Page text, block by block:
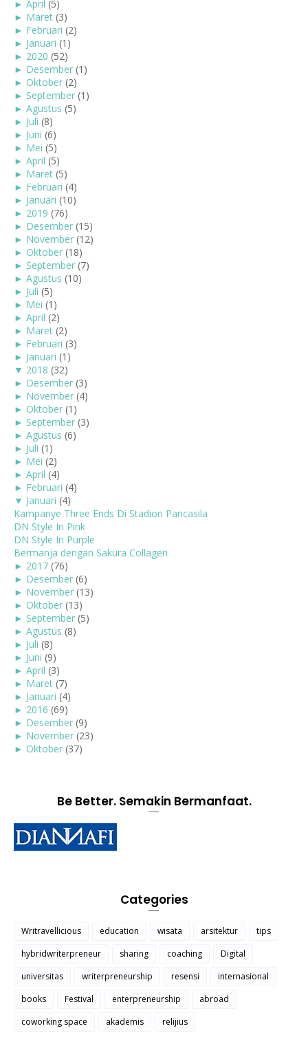
► April (5)
► Maret (3)
► Februari (2)
► Januari (1)
► 2020 (52)
► Desember (1)
► Oktober (2)
► September (1)
► Agustus (5)
► Juli (8)
► Juni (6)
► Mei (5)
► April (5)
► Maret (5)
► Februari (4)
► Januari (10)
► 2019 (76)
► Desember (15)
► November (12)
► Oktober (18)
► September (7)
► Agustus (10)
► Juli (5)
► Mei (1)
► April (2)
► Maret (2)
► Februari (3)
► Januari (1)
▼ 2018 (32)
► Desember (3)
► November (4)
► Oktober (1)
► September (3)
► Agustus (6)
► Juli (1)
► Mei (2)
► April (4)
► Februari (4)
▼ Januari (4)
Kampanye Three Ends Di Stadion Pancasila
DN Style In Pink
DN Style In Purple
Bermanja dengan Sakura Collagen
► 2017 (76)
► Desember (6)
► November (13)
► Oktober (13)
► September (5)
► Agustus (8)
► Juli (8)
► Juni (9)
► April (3)
► Maret (7)
► Januari (4)
► 2016 (69)
► Desember (9)
► November (23)
► Oktober (37)
Be Better. Semakin Bermanfaat.
Categories
Writravellicious education wisata arsitektur
tips
hybridwriterpreneur
sharing coaching
Digital
universitas
writerpreneurship resensi
internasional
books
Festival enterpreneurship
abroad
coworking space
akademis relijius